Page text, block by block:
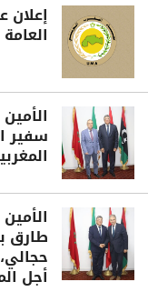
إعلان
سفير
طارق
أجل